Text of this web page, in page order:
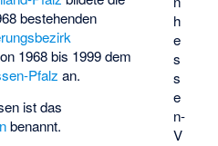
h
e
s
s
e
n-
V
bestehenden
1968 bis 1999 dem
Pfalz an.
ist das
benannt.